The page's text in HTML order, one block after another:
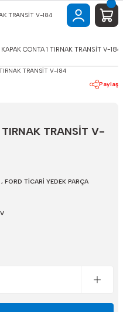
CONTA 1 TIRNAK TRANSİT V-184
Paylaş
TRANSİT V-
, FORD TİCARİ YEDEK PARÇA